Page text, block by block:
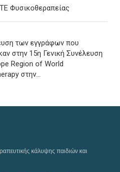
Φυσικοθεραπείας
των εγγράφων που
στην 15η Γενική Συνέλευση
Region of World
στην...
ΥΠΟΒΟΛΗΣ
κάλυψης παιδιών και